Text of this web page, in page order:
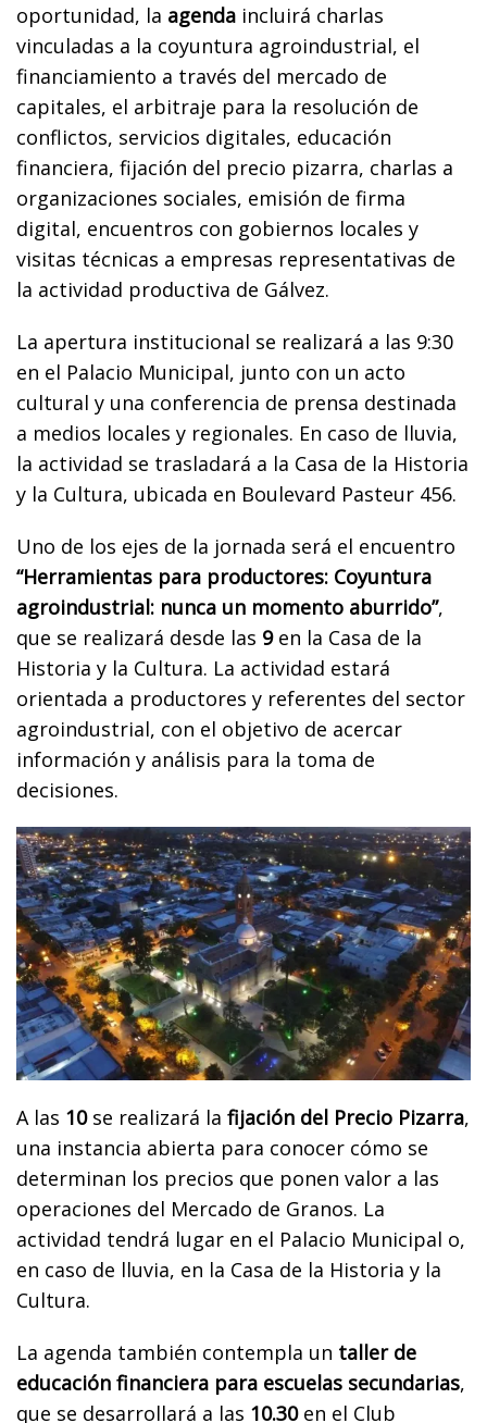
oportunidad, la agenda incluirá charlas
vinculadas a la coyuntura agroindustrial, el
financiamiento a través del mercado de
capitales, el arbitraje para la resolución de
conflictos, servicios digitales, educación
financiera, fijación del precio pizarra, charlas a
organizaciones sociales, emisión de firma
digital, encuentros con gobiernos locales y
visitas técnicas a empresas representativas de
la actividad productiva de Gálvez.
La apertura institucional se realizará a las 9:30
en el Palacio Municipal, junto con un acto
cultural y una conferencia de prensa destinada
a medios locales y regionales. En caso de lluvia,
la actividad se trasladará a la Casa de la Historia
y la Cultura, ubicada en Boulevard Pasteur 456.
Uno de los ejes de la jornada será el encuentro
“Herramientas para productores: Coyuntura
agroindustrial: nunca un momento aburrido”,
que se realizará desde las 9en la Casa de la
Historia y la Cultura. La actividad estará
orientada a productores y referentes del sector
agroindustrial, con el objetivo de acercar
información y análisis para la toma de
decisiones.
A las 10se realizará la fijación del Precio Pizarra,
una instancia abierta para conocer cómo se
determinan los precios que ponen valor a las
operaciones del Mercado de Granos. La
actividad tendrá lugar en el Palacio Municipal o,
en caso de lluvia, en la Casa de la Historia y la
Cultura.
La agenda también contempla un taller de
educación financiera para escuelas secundarias,
que se desarrollará a las 10.30en el Club